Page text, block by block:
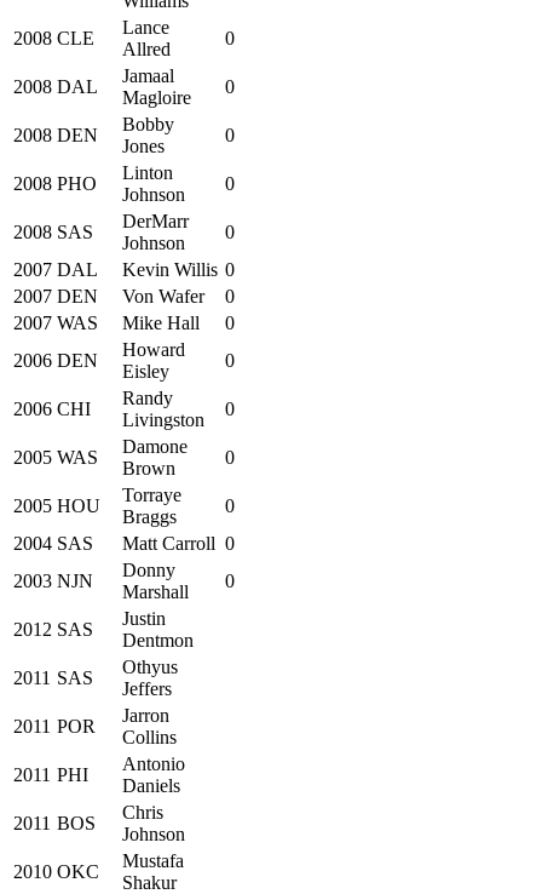
2008 CLE
Lance
Allred
0
2008 DAL
Jamaal
Magloire
0
2008 DEN
Bobby
Jones
0
2008 PHO
Linton
Johnson
0
2008 SAS
DerMarr
Johnson
0
2007 DAL Kevin Willis 0
2007 DEN Von Wafer
0
2007 WAS Mike Hall
0
2006 DEN
Howard
Eisley
0
2006 CHI
Randy
Livingston
0
2005 WAS
Damone
Brown
0
2005 HOU
Torraye
Braggs
0
2004 SAS Matt Carroll 0
2003 NJN
Donny
Marshall
0
2012 SAS
Justin
Dentmon
2011 SAS
Othyus
Jeffers
2011 POR
Jarron
Collins
2011 PHI
Antonio
Daniels
2011 BOS
Chris
Johnson
2010 OKC
Mustafa
Shakur